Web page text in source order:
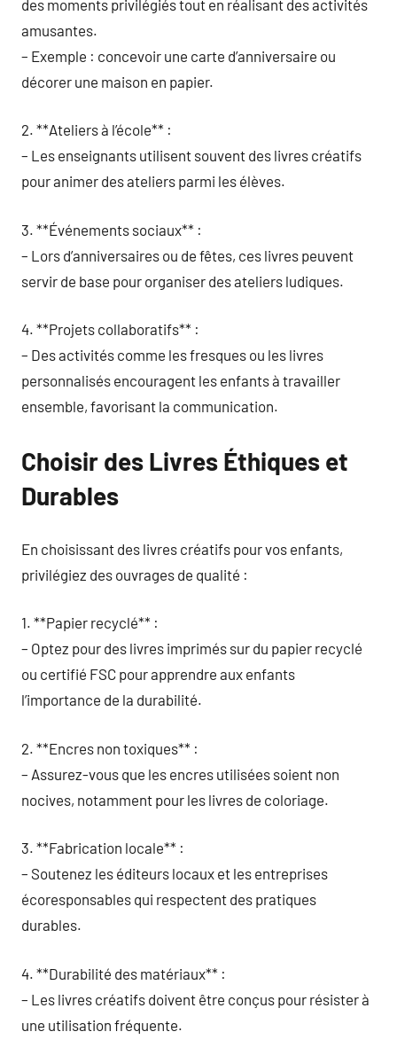
des moments privilégiés tout en réalisant des activités
amusantes.
– Exemple : concevoir une carte d’anniversaire ou
décorer une maison en papier.
2. **Ateliers à l’école** :
– Les enseignants utilisent souvent des livres créatifs
pour animer des ateliers parmi les élèves.
3. **Événements sociaux** :
– Lors d’anniversaires ou de fêtes, ces livres peuvent
servir de base pour organiser des ateliers ludiques.
4. **Projets collaboratifs** :
– Des activités comme les fresques ou les livres
personnalisés encouragent les enfants à travailler
ensemble, favorisant la communication.
Choisir des Livres Éthiques et
Durables
En choisissant des livres créatifs pour vos enfants,
privilégiez des ouvrages de qualité :
1. **Papier recyclé** :
– Optez pour des livres imprimés sur du papier recyclé
ou certifié FSC pour apprendre aux enfants
l’importance de la durabilité.
2. **Encres non toxiques** :
– Assurez-vous que les encres utilisées soient non
nocives, notamment pour les livres de coloriage.
3. **Fabrication locale** :
– Soutenez les éditeurs locaux et les entreprises
écoresponsables qui respectent des pratiques
durables.
4. **Durabilité des matériaux** :
– Les livres créatifs doivent être conçus pour résister à
une utilisation fréquente.